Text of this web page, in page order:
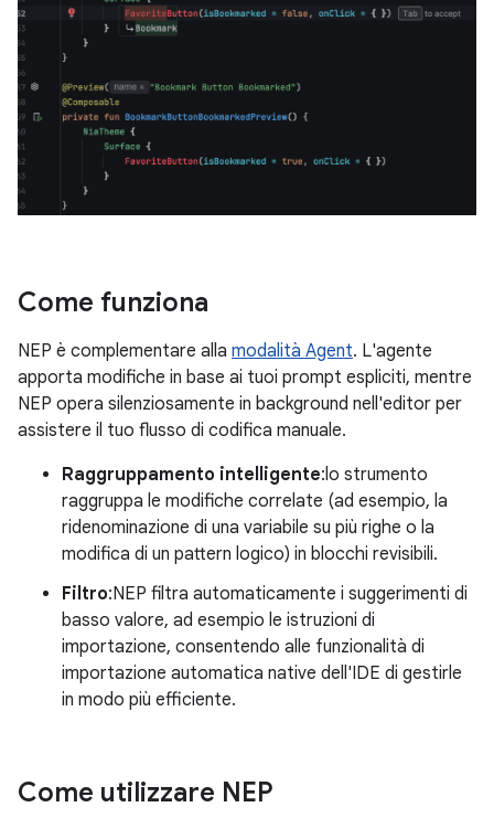
Come funziona
NEP è complementare alla modalità Agent. L'agente
apporta modifiche in base ai tuoi prompt espliciti, mentre
NEP opera silenziosamente in background nell'editor per
assistere il tuo flusso di codifica manuale.
Raggruppamento intelligente:lo strumento
raggruppa le modifiche correlate (ad esempio, la
ridenominazione di una variabile su più righe o la
modifica di un pattern logico) in blocchi revisibili.
Filtro:NEP filtra automaticamente i suggerimenti di
basso valore, ad esempio le istruzioni di
importazione, consentendo alle funzionalità di
importazione automatica native dell'IDE di gestirle
in modo più efficiente.
Come utilizzare NEP